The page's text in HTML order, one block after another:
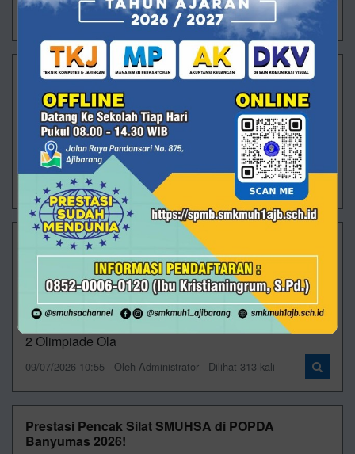
29/07/2026 13:38 - Oleh Administrator - Dilihat 85 kali
Langkah Pertama ARVISTAR Menuju Masa Depan
Ajibarang – Pagi itu halaman SMK Muhammadiyah 1
Ajibarang dipenuhi wajah-wajah baru yang datang
dengan berbagai perasaan. Ada yang masih
menggenggam erat tangan orang tua, ada yan
29/07/2026 13:26 - Oleh Administrator - Dilihat 94 kali
Membanggakan! Rizki Saputra Raih Juara 2 O2SN
Tingkat Provinsi
Alhamdulillah, prestasi kembali ditorehkan oleh
peserta didik SMK Muhammadiyah 1 Ajibarang. Rizki
Saputra, siswa kelas XII TKJ 2, berhasil meraih Juara
2 Olimpiade Ola
09/07/2026 10:55 - Oleh Administrator - Dilihat 313 kali
Prestasi Pencak Silat SMUHSA di POPDA
Banyumas 2026!